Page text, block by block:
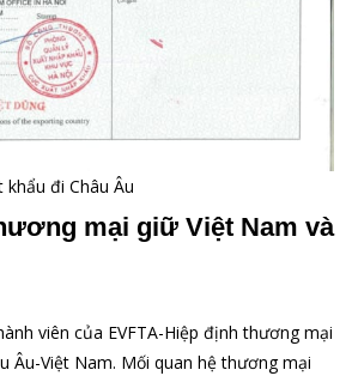
khẩu đi Châu Âu
mại giữ Việt Nam và
viên của EVFTA-Hiệp định thương mại
Âu-Việt Nam. Mối quan hệ thương mại